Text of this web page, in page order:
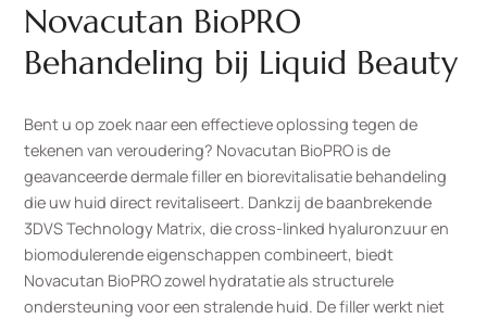
Novacutan BioPRO
Behandeling bij Liquid Beauty
Bent u op zoek naar een effectieve oplossing tegen de
tekenen van veroudering? Novacutan BioPRO is de
geavanceerde dermale filler en biorevitalisatie behandeling
die uw huid direct revitaliseert. Dankzij de baanbrekende
3DVS Technology Matrix, die cross-linked hyaluronzuur en
biomodulerende eigenschappen combineert, biedt
Novacutan BioPRO zowel hydratatie als structurele
ondersteuning voor een stralende huid. De filler werkt niet